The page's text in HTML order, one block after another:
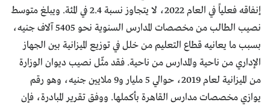
إنفاقه فعلياً في العام 2022، لا يتجاوز نسبة 2.4 في المئة. ويبلغ متوسط
نصيب الطالب من مخصصات المدارس السنوية نحو 5405 آلاف جنيه،
بسبب ما يعانيه قطاع التعليم من خلل في توزيع الميزانية بين الجهاز
الإداري من ناحية والمدارس من ناحية. فقد مثّل نصيب ديوان الوزارة
من الميزانية لعام 2019، حوالي 5 مليار و9 ملايين جنيه، وهو رقم
يوازي مخصصات مدارس القاهرة بأكملها. ووفق تقرير المبادرة، فإن